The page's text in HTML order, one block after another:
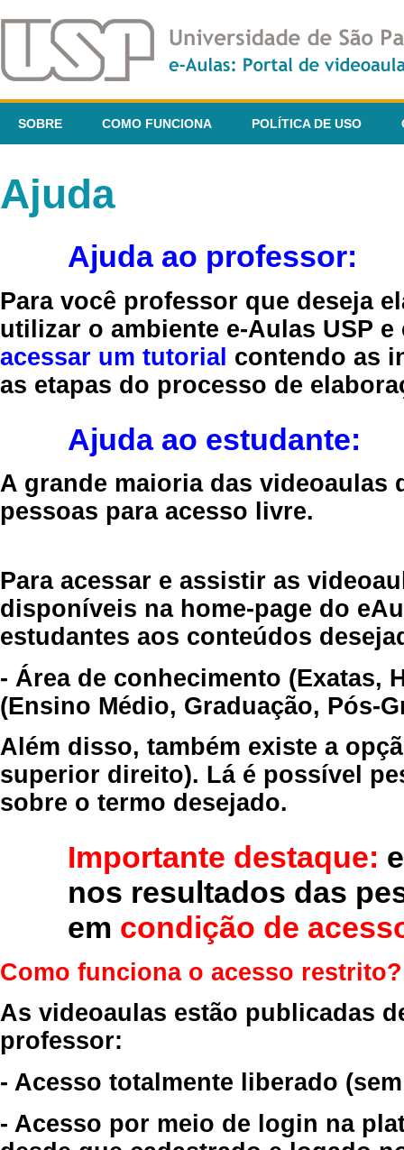
SOBRE COMO FUNCIONA POLÍTICA DE USO
Ajuda
Ajuda ao professor:
Para você professor que deseja
utilizar o ambiente e-Aulas USP
acessar um tutorial contendo as
as etapas do processo de
Ajuda ao estudante:
A grande maioria das videoaulas
pessoas para acesso livre.
Para acessar e assistir as
disponíveis na home-page do
estudantes aos conteúdos
- Área de conhecimento (Exatas,
(Ensino Médio, Graduação, Pós-
Além disso, também existe a
superior direito). Lá é possível
sobre o termo desejado.
Importante destaque:
nos resultados das
em condição de
Como funciona o acesso restrito?
As videoaulas estão publicadas
professor:
- Acesso totalmente liberado
- Acesso por meio de login na